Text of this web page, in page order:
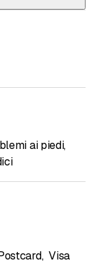
ai piedi,
, Visa